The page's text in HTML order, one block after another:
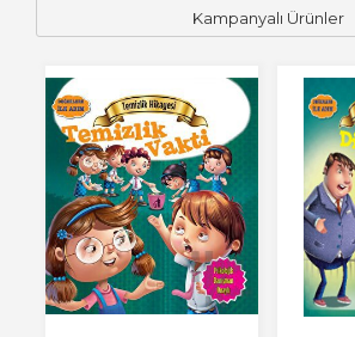
Kampanyalı Ürünler